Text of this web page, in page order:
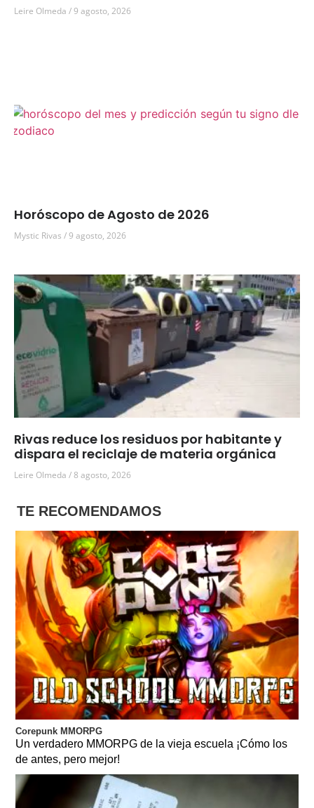
Leire Olmeda 9 agosto, 2026
Horóscopo de Agosto de 2026
Mystic Rivas 9 agosto, 2026
Rivas reduce los residuos por habitante y
dispara el reciclaje de materia orgánica
Leire Olmeda 8 agosto, 2026
TE RECOMENDAMOS
Corepunk MMORPG
Un verdadero MMORPG de la vieja escuela ¡Cómo los
de antes, pero mejor!